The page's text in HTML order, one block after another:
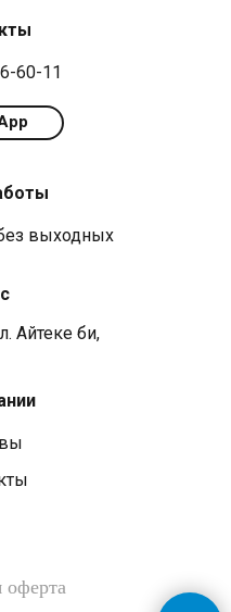
60-11
выходных
Айтеке би,
оферта